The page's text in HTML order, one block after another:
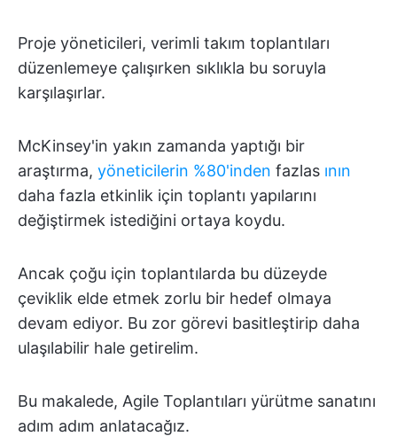
Proje yöneticileri, verimli takım toplantıları
düzenlemeye çalışırken sıklıkla bu soruyla
karşılaşırlar.
McKinsey'in yakın zamanda yaptığı bir
araştırma, yöneticilerin %80'inden fazlas ının
daha fazla etkinlik için toplantı yapılarını
değiştirmek istediğini ortaya koydu.
Ancak çoğu için toplantılarda bu düzeyde
çeviklik elde etmek zorlu bir hedef olmaya
devam ediyor. Bu zor görevi basitleştirip daha
ulaşılabilir hale getirelim.
Bu makalede, Agile Toplantıları yürütme sanatını
adım adım anlatacağız.